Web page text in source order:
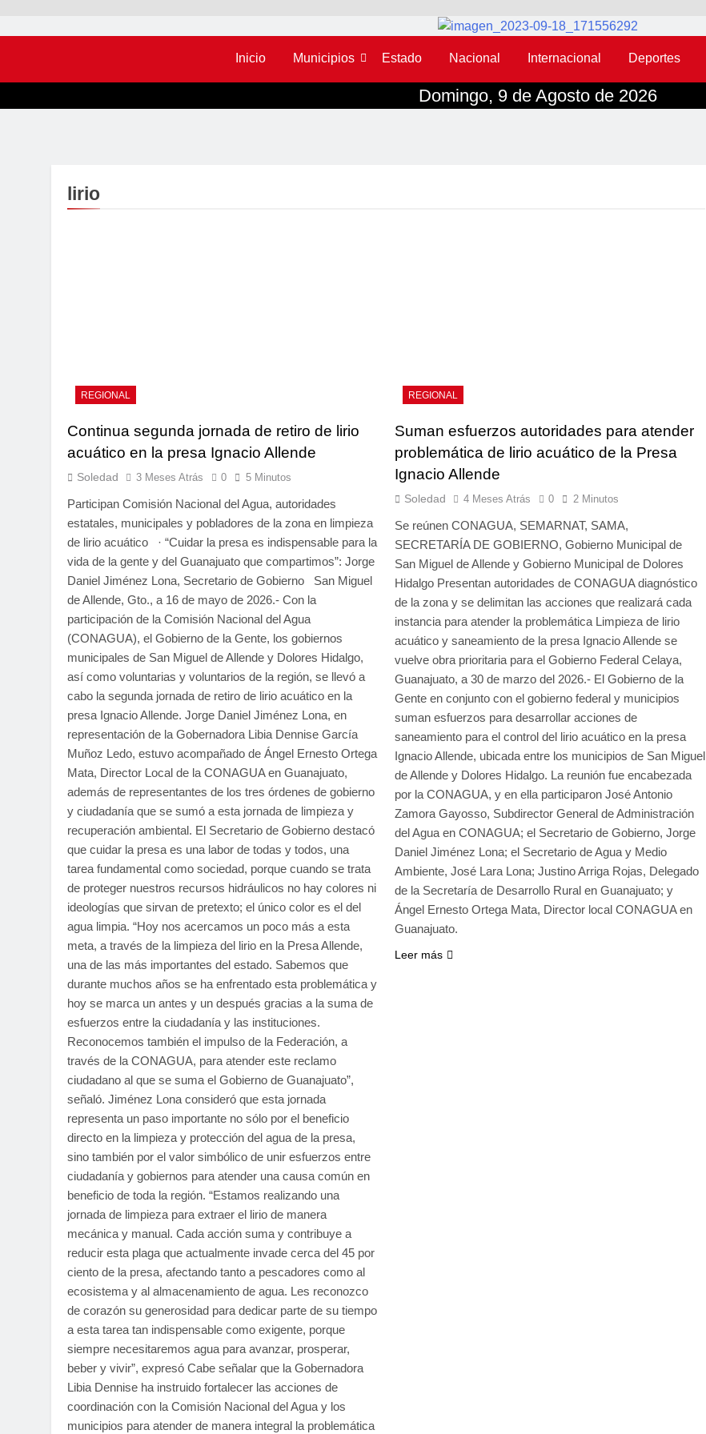
Inicio Municipios Estado Nacional Internacional Deportes
Domingo, 9 de Agosto de 2026
lirio
REGIONAL
Continua segunda jornada de retiro de lirio
acuático en la presa Ignacio Allende
Soledad 3 Meses Atrás 0 5 Minutos
Participan Comisión Nacional del Agua, autoridades
estatales, municipales y pobladores de la zona en limpieza
de lirio acuático · “Cuidar la presa es indispensable para la
vida de la gente y del Guanajuato que compartimos”: Jorge
Daniel Jiménez Lona, Secretario de Gobierno San Miguel
de Allende, Gto., a 16 de mayo de 2026.- Con la
participación de la Comisión Nacional del Agua
(CONAGUA), el Gobierno de la Gente, los gobiernos
municipales de San Miguel de Allende y Dolores Hidalgo,
así como voluntarias y voluntarios de la región, se llevó a
cabo la segunda jornada de retiro de lirio acuático en la
presa Ignacio Allende. Jorge Daniel Jiménez Lona, en
representación de la Gobernadora Libia Dennise García
Muñoz Ledo, estuvo acompañado de Ángel Ernesto Ortega
Mata, Director Local de la CONAGUA en Guanajuato,
además de representantes de los tres órdenes de gobierno
y ciudadanía que se sumó a esta jornada de limpieza y
recuperación ambiental. El Secretario de Gobierno destacó
que cuidar la presa es una labor de todas y todos, una
tarea fundamental como sociedad, porque cuando se trata
de proteger nuestros recursos hidráulicos no hay colores ni
ideologías que sirvan de pretexto; el único color es el del
agua limpia. “Hoy nos acercamos un poco más a esta
meta, a través de la limpieza del lirio en la Presa Allende,
una de las más importantes del estado. Sabemos que
durante muchos años se ha enfrentado esta problemática y
hoy se marca un antes y un después gracias a la suma de
esfuerzos entre la ciudadanía y las instituciones.
Reconocemos también el impulso de la Federación, a
través de la CONAGUA, para atender este reclamo
ciudadano al que se suma el Gobierno de Guanajuato”,
señaló. Jiménez Lona consideró que esta jornada
representa un paso importante no sólo por el beneficio
directo en la limpieza y protección del agua de la presa,
sino también por el valor simbólico de unir esfuerzos entre
ciudadanía y gobiernos para atender una causa común en
beneficio de toda la región. “Estamos realizando una
jornada de limpieza para extraer el lirio de manera
mecánica y manual. Cada acción suma y contribuye a
reducir esta plaga que actualmente invade cerca del 45 por
ciento de la presa, afectando tanto a pescadores como al
ecosistema y al almacenamiento de agua. Les reconozco
de corazón su generosidad para dedicar parte de su tiempo
a esta tarea tan indispensable como exigente, porque
siempre necesitaremos agua para avanzar, prosperar,
beber y vivir”, expresó Cabe señalar que la Gobernadora
Libia Dennise ha instruido fortalecer las acciones de
coordinación con la Comisión Nacional del Agua y los
municipios para atender de manera integral la problemática
REGIONAL
Suman esfuerzos autoridades para atender
problemática de lirio acuático de la Presa
Ignacio Allende
Soledad 4 Meses Atrás 0 2 Minutos
Se reúnen CONAGUA, SEMARNAT, SAMA,
SECRETARÍA DE GOBIERNO, Gobierno Municipal de
San Miguel de Allende y Gobierno Municipal de Dolores
Hidalgo Presentan autoridades de CONAGUA diagnóstico
de la zona y se delimitan las acciones que realizará cada
instancia para atender la problemática Limpieza de lirio
acuático y saneamiento de la presa Ignacio Allende se
vuelve obra prioritaria para el Gobierno Federal Celaya,
Guanajuato, a 30 de marzo del 2026.- El Gobierno de la
Gente en conjunto con el gobierno federal y municipios
suman esfuerzos para desarrollar acciones de
saneamiento para el control del lirio acuático en la presa
Ignacio Allende, ubicada entre los municipios de San Miguel
de Allende y Dolores Hidalgo. La reunión fue encabezada
por la CONAGUA, y en ella participaron José Antonio
Zamora Gayosso, Subdirector General de Administración
del Agua en CONAGUA; el Secretario de Gobierno, Jorge
Daniel Jiménez Lona; el Secretario de Agua y Medio
Ambiente, José Lara Lona; Justino Arriga Rojas, Delegado
de la Secretaría de Desarrollo Rural en Guanajuato; y
Ángel Ernesto Ortega Mata, Director local CONAGUA en
Guanajuato.
Leer más